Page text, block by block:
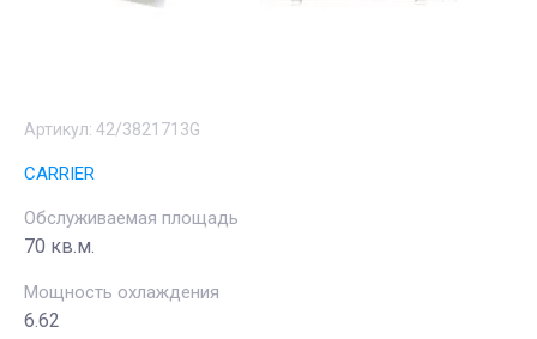
Артикул: 42/3821713G
CARRIER
Обслуживаемая площадь
70 кв.м.
Мощность охлаждения
6.62